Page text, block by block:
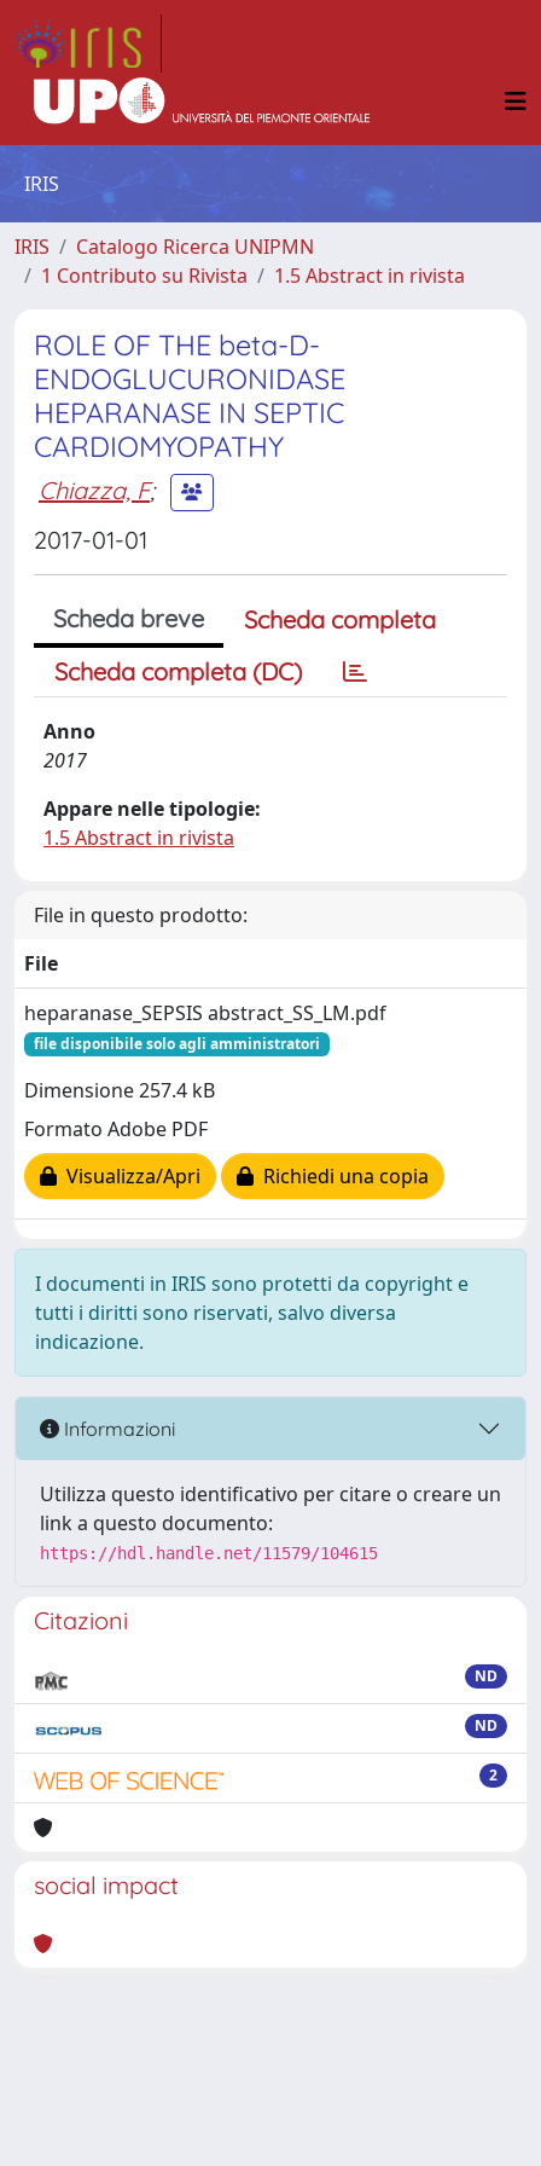
IRIS
IRIS
Catalogo Ricerca UNIPMN
1 Contributo su Rivista
1.5 Abstract in rivista
ROLE OF THE beta-D-
ENDOGLUCURONIDASE
HEPARANASE IN SEPTIC
CARDIOMYOPATHY
Chiazza, F;
2017-01-01
Scheda breve
Scheda completa
Scheda completa (DC)
Anno
2017
Appare nelle tipologie:
1.5 Abstract in rivista
File in questo prodotto:
File
heparanase_SEPSIS abstract_SS_LM.pdf
file disponibile solo agli amministratori
Dimensione 257.4 kB
Formato Adobe PDF
Visualizza/Apri
Richiedi una copia
I documenti in IRIS sono protetti da copyright e
tutti i diritti sono riservati, salvo diversa
indicazione.
Informazioni
Utilizza questo identificativo per citare o creare un
link a questo documento:
https://hdl.handle.net/11579/104615
Citazioni
ND
ND
2
social impact